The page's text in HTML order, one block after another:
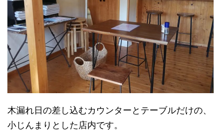
木漏れ日の差し込むカウンターとテーブルだけの、
小じんまりとした店内です。